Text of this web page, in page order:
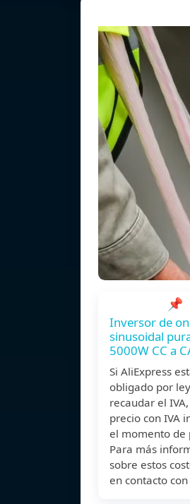
📌
Inversor de
sinusoidal
5000W CC a
Si AliExpress
obligado por
recaudar el
precio con IVA
el momento de
Para más
sobre estos
en contacto